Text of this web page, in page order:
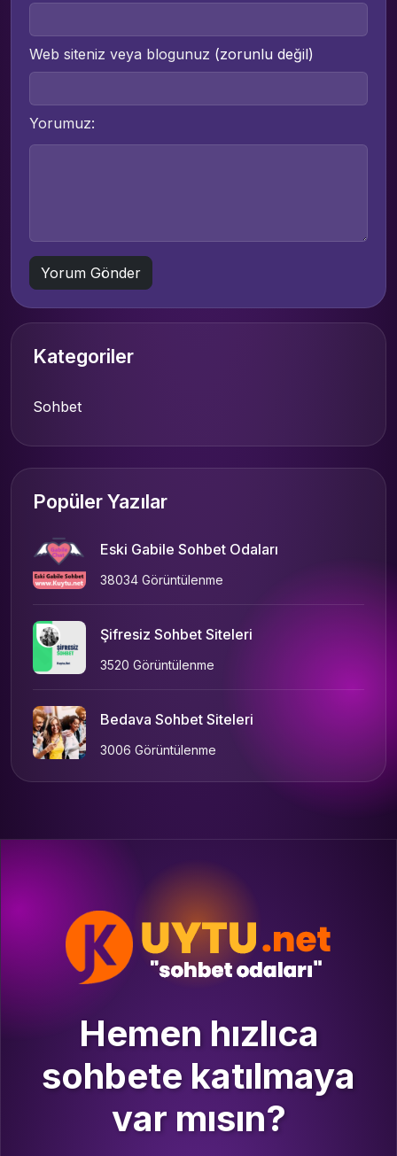
Web siteniz veya blogunuz (zorunlu değil)
Yorumuz:
Kategoriler
Sohbet
Popüler Yazılar
Eski Gabile Sohbet Odaları
38034 Görüntülenme
Şifresiz Sohbet Siteleri
3520 Görüntülenme
Bedava Sohbet Siteleri
3006 Görüntülenme
Hemen hızlıca
sohbete katılmaya
var mısın?